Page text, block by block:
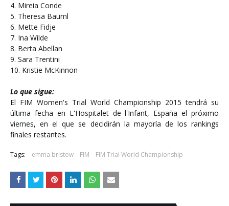
4. Mireia Conde
5. Theresa Bauml
6. Mette Fidje
7. Ina Wilde
8. Berta Abellan
9. Sara Trentini
10. Kristie McKinnon
Lo que sigue:
El FIM Women's Trial World Championship 2015 tendrá su
última fecha en L'Hospitalet de l'Infant, España el próximo
viernes, en el que se decidirán la mayoría de los rankings
finales restantes.
Tags: emma bristow FIM FIM Trial World Championship